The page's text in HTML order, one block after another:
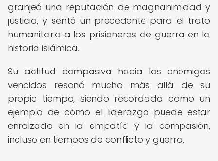
granjeó una reputación de magnanimidad y
justicia, y sentó un precedente para el trato
humanitario a los prisioneros de guerra en la
historia islámica.
Su actitud compasiva hacia los enemigos
vencidos resonó mucho más allá de su
propio tiempo, siendo recordada como un
ejemplo de cómo el liderazgo puede estar
enraizado en la empatía y la compasión,
incluso en tiempos de conflicto y guerra.